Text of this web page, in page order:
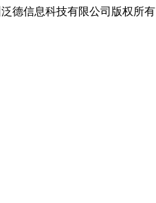
泛德信息科技有限公司版权所有